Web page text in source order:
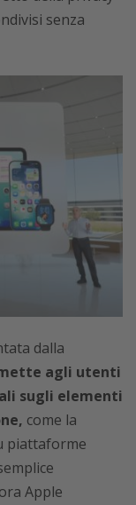
senza
dalla
agli utenti
sugli elementi
come la
piattaforme
Apple